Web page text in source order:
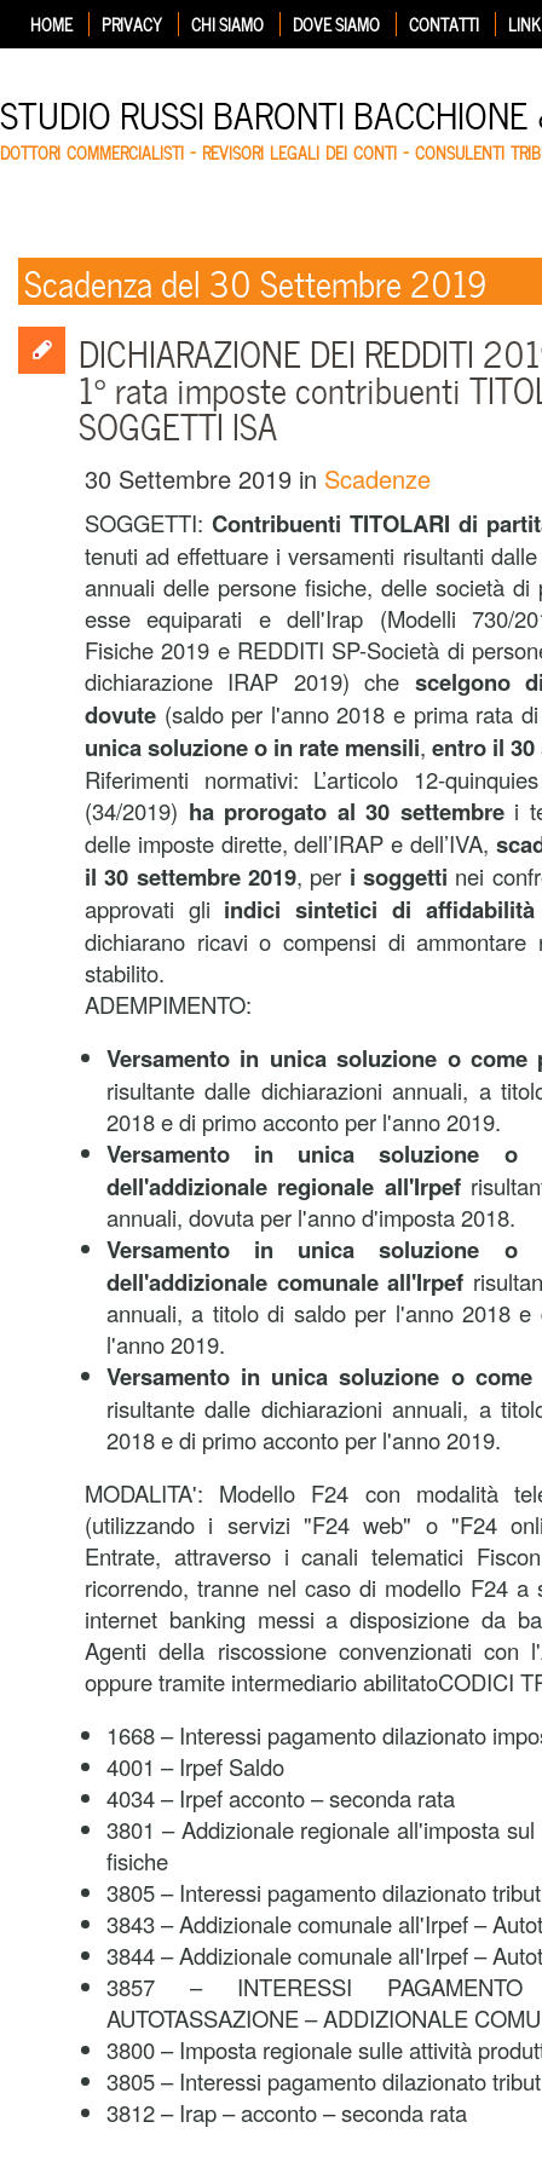
HOME PRIVACY CHI SIAMO DOVE SIAMO CONTATTI LINK
STUDIO RUSSI BARONTI
DOTTORI COMMERCIALISTI – REVISORI LEGALI DEI CONTI – CONSULENTI
Scadenza del 30 Settembre 2019
DICHIARAZIONE DEI REDDITI
1° rata imposte contribuenti
SOGGETTI ISA
30 Settembre 2019 in Scadenze
SOGGETTI: Contribuenti TITOLARI di
tenuti ad effettuare i versamenti risultanti
annuali delle persone fisiche, delle società
esse equiparati e dell'Irap (Modelli 730/
Fisiche 2019 e REDDITI SP-Società di
dichiarazione IRAP 2019) che scelgono
dovute (saldo per l'anno 2018 e prima rata
unica soluzione o in rate mensili, entro il 30
Riferimenti normativi: L’articolo 12-
(34/2019) ha prorogato al 30 settembre i
delle imposte dirette, dell’IRAP e dell’IVA,
il 30 settembre 2019, per i soggetti nei
approvati gli indici sintetici di
dichiarano ricavi o compensi di
stabilito.
ADEMPIMENTO:
Versamento in unica soluzione o come
risultante dalle dichiarazioni annuali, a
2018 e di primo acconto per l'anno 2019.
Versamento in unica soluzione o
dell'addizionale regionale all'Irpef
annuali, dovuta per l'anno d'imposta 2018.
Versamento in unica soluzione o
dell'addizionale comunale all'Irpef
annuali, a titolo di saldo per l'anno 2018 e
l'anno 2019.
Versamento in unica soluzione o come
risultante dalle dichiarazioni annuali, a
2018 e di primo acconto per l'anno 2019.
MODALITA': Modello F24 con modalità
(utilizzando i servizi "F24 web" o "F24
Entrate, attraverso i canali telematici
ricorrendo, tranne nel caso di modello F24
internet banking messi a disposizione da
Agenti della riscossione convenzionati con
oppure tramite intermediario abilitatoCODICI
1668 – Interessi pagamento dilazionato
4001 – Irpef Saldo
4034 – Irpef acconto – seconda rata
3801 – Addizionale regionale all'imposta
fisiche
3805 – Interessi pagamento dilazionato
3843 – Addizionale comunale all'Irpef –
3844 – Addizionale comunale all'Irpef –
3857 – INTERESSI PAGAMENTO
AUTOTASSAZIONE – ADDIZIONALE
3800 – Imposta regionale sulle attività
3805 – Interessi pagamento dilazionato
3812 – Irap – acconto – seconda rata